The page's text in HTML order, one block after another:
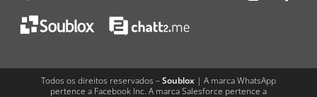
Todos os direitos reservados –Soublox| A marca WhatsApp
pertence a Facebook Inc. A marca Salesforce pertence a